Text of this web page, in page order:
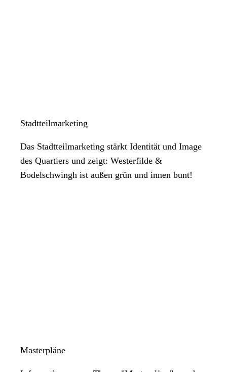
Stadtteilmarketing
Das Stadtteilmarketing stärkt Identität und Image
des Quartiers und zeigt: Westerfilde &
Bodelschwingh ist außen grün und innen bunt!
Masterpläne